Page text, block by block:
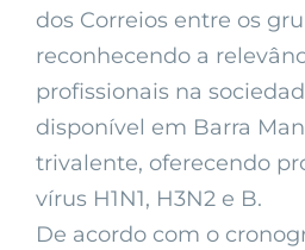
dos Correios entre os
reconhecendo a
profissionais na
disponível em Barra
trivalente, oferecendo
vírus H1N1, H3N2 e B.
De acordo com o